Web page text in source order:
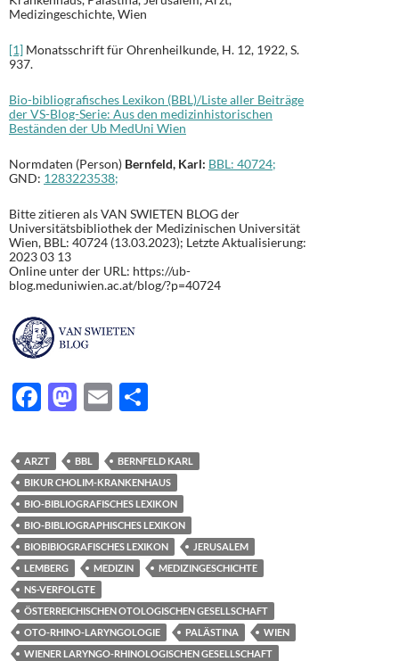
Medizingeschichte, Wien
[1] Monatsschrift für Ohrenheilkunde, H. 12, 1922, S.
937.
Bio-bibliografisches Lexikon (BBL)/Liste aller Beiträge
der VS-Blog-Serie: Aus den medizinhistorischen
Beständen der Ub MedUni Wien
Normdaten (Person) Bernfeld, Karl: BBL: 40724;
GND: 1283223538;
Bitte zitieren als VAN SWIETEN BLOG der
Universitätsbibliothek der Medizinischen Universität
Wien, BBL: 40724 (13.03.2023); Letzte Aktualisierung:
2023 03 13
Online unter der URL: https://ub-
blog.meduniwien.ac.at/blog/?p=40724
F
e
b
o
o
k
M
to
d
o
n
E
ail le
n
ARZT BBL
BERNFELD KARL
BIKUR CHOLIM-KRANKENHAUS
BIO-BIBLIOGRAFISCHES LEXIKON
BIO-BIBLIOGRAPHISCHES LEXIKON
BIOBIBIOGRAFISCHES LEXIKON
JERUSALEM
LEMBERG
MEDIZIN
MEDIZINGESCHICHTE
NS-VERFOLGTE
ÖSTERREICHISCHEN OTOLOGISCHEN GESELLSCHAFT
OTO-RHINO-LARYNGOLOGIE
PALÄSTINA
WIEN
WIENER LARYNGO-RHINOLOGISCHEN GESELLSCHAFT